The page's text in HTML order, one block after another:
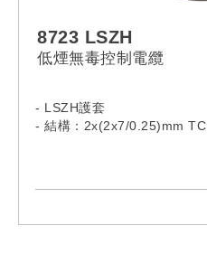
8723 LSZH
低煙無毒控制電纜
- LSZH護套
- 結構：2x(2x7/0.25)mm TC